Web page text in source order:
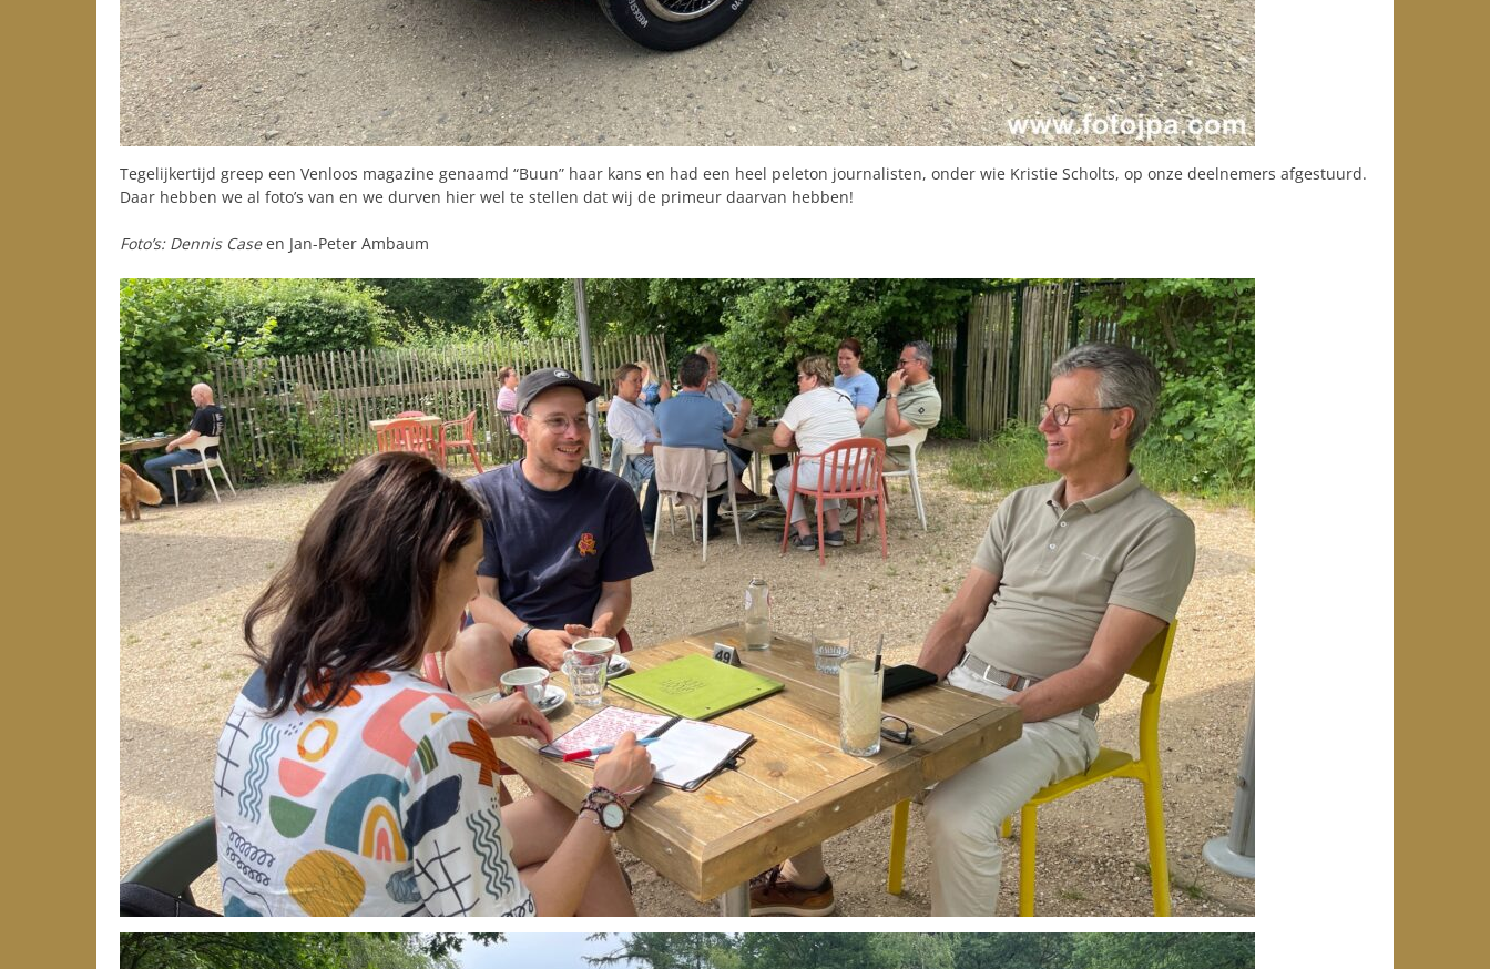
Tegelijkertijd greep een Venloos magazine genaamd “Buun” haar kans en had een heel peleton journalisten, onder wie Kristie Scholts, op onze deelnemers afgestuurd.
Daar hebben we al foto’s van en we durven hier wel te stellen dat wij de primeur daarvan hebben!
Foto’s: Dennis Caseen Jan-Peter Ambaum